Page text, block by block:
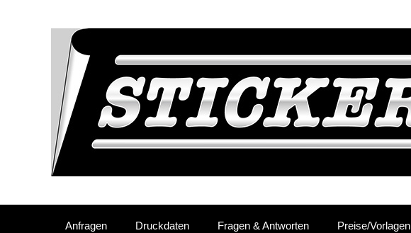
Anfragen Druckdaten Fragen & Antworten Preise/Vorlagen